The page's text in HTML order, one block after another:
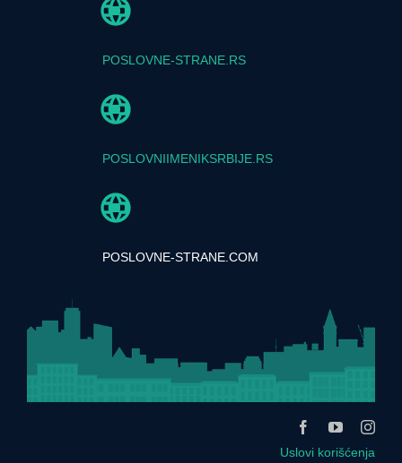
POSLOVNE-STRANE.RS
POSLOVNIIMENIKSRBIJE.RS
POSLOVNE-STRANE.COM
Uslovi korišćenja